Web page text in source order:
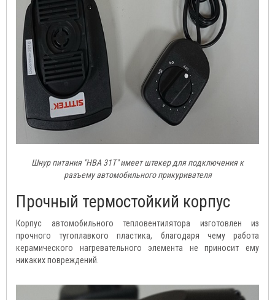
Шнур питания "HBA 31T" имеет штекер для подключения к
разъему автомобильного прикуривателя
Прочный термостойкий корпус
Корпус автомобильного тепловентилятора изготовлен из
прочного тугоплавкого пластика, благодаря чему работа
керамического нагревательного элемента не приносит ему
никаких повреждений.